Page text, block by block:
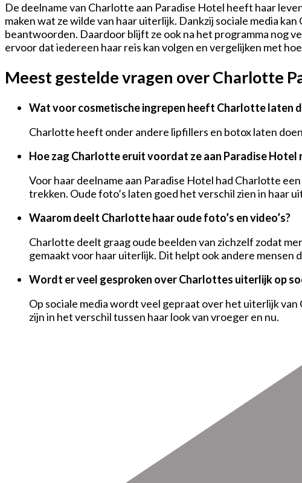
De deelname van Charlotte aan Paradise Hotel heeft haar
maken wat ze wilde van haar uiterlijk. Dankzij sociale media
beantwoorden. Daardoor blijft ze ook na het programma nog
ervoor dat iedereen haar reis kan volgen en vergelijken met
Meest gestelde vragen over Charlotte
Wat voor cosmetische ingrepen heeft Charlotte laten
Charlotte heeft onder andere lipfillers en botox laten
Hoe zag Charlotte eruit voordat ze aan Paradise Hotel
Voor haar deelname aan Paradise Hotel had Charlotte
trekken. Oude foto’s laten goed het verschil zien in haar
Waarom deelt Charlotte haar oude foto’s en video’s?
Charlotte deelt graag oude beelden van zichzelf zodat
gemaakt voor haar uiterlijk. Dit helpt ook andere mensen
Wordt er veel gesproken over Charlottes uiterlijk op
Op sociale media wordt veel gepraat over het uiterlijk
zijn in het verschil tussen haar look van vroeger en nu.